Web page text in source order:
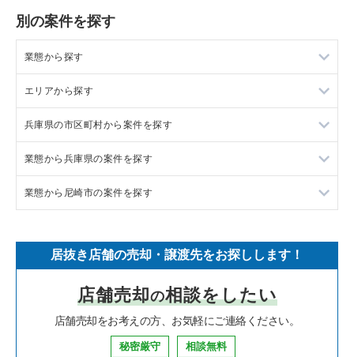
別の案件を探す
業態から探す
ラーメンの居抜き売却物件の案件一覧
フランス料理の居抜き売却物件の案件一覧
イタリア料理の居抜き売却物件の案件一覧
中華の居抜き売却物件の案件一覧
寿司の居抜き売却物件の案件一覧
焼肉の居抜き売却物件の案件一覧
鉄板焼き・お好み焼の居抜き売却物件の案件一覧
エリアから探す
東京23区の飲食店の居抜き売却物件の案件一覧
東京都下の飲食店の居抜き売却物件の案件一覧
千葉県の飲食店の居抜き売却物件の案件一覧
神奈川県の飲食店の居抜き売却物件の案件一覧
大阪府の飲食店の居抜き売却物件の案件一覧
兵庫県の飲食店の居抜き売却物件の案件一覧
兵庫県の市区町村から案件を探す
尼崎市の飲食店の居抜き売却物件の案件一覧
西宮市の飲食店の居抜き売却物件の案件一覧
川西市の飲食店の居抜き売却物件の案件一覧
芦屋市の飲食店の居抜き売却物件の案件一覧
神戸市中央区の飲食店の居抜き売却物件の案件一覧
業態から兵庫県の案件を探す
兵庫県のラーメンの居抜き売却物件の案件一覧
兵庫県のイタリア料理の居抜き売却物件の案件一覧
兵庫県の中華の居抜き売却物件の案件一覧
兵庫県のそば・うどんの居抜き売却物件の案件一覧
業態から尼崎市の案件を探す
尼崎市のイタリア料理の居抜き売却物件の案件一覧
尼崎市のそば・うどんの居抜き売却物件の案件一覧
尼崎市の焼肉の居抜き売却物件の案件一覧
居抜き店舗の売却・譲渡先をお探しします！
店舗売却の相談をしたい
店舗売却をお考えの方、お気軽にご連絡ください。
秘密厳守 相談無料